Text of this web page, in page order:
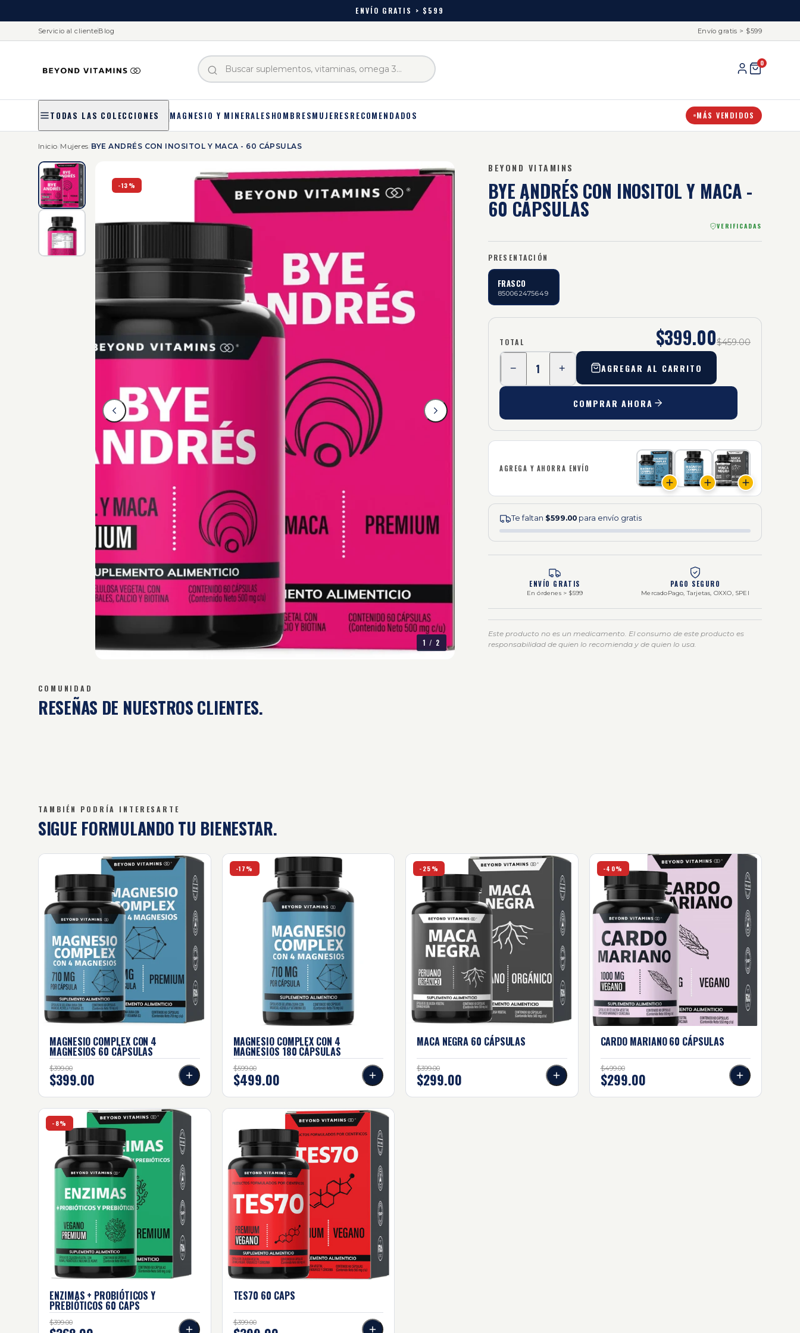
ENVÍO GRATIS > $599
Servicio al clienteBlog Envío gratis > $599
0
TODAS LAS COLECCIONES MAGNESIO Y MINERALES HOMBRESMUJERES RECOMENDADOS MÁS VENDIDOS
Inicio Mujeres BYE ANDRÉS CON INOSITOL Y MACA - 60 CÁPSULAS
-13%
1 / 2
BEYOND VITAMINS
BYE ANDRÉS CON INOSITOL Y MACA -
60 CÁPSULAS
VERIFICADAS
PRESENTACIÓN
FRASCO
850062475649
TOTAL $399.00$459.00
− 1 + AGREGAR AL CARRITO
COMPRAR AHORA
AGREGA Y AHORRA ENVÍO
Te faltan $599.00 para envío gratis
ENVÍO GRATIS
En órdenes > $599
PAGO SEGURO
MercadoPago, Tarjetas, OXXO, SPEI
Este producto no es un medicamento. El consumo de este producto es
responsabilidad de quien lo recomienda y de quien lo usa.
COMUNIDAD
RESEÑAS DE NUESTROS CLIENTES.
TAMBIÉN PODRÍA INTERESARTE
SIGUE FORMULANDOTU BIENESTAR.
Magnesio complex con 4 magnesios - 60 cápsulas
MAGNESIO COMPLEX CON 4
MAGNESIOS 60 CÁPSULAS
$399.00
$399.00
Magnesio complex con 4 magnesios - 180 cápsulas
-17%
MAGNESIO COMPLEX CON 4
MAGNESIOS 180 CÁPSULAS
$599.00
$499.00
Maca negra - 60 cápsulas
-25%
MACA NEGRA 60 CÁPSULAS
$399.00
$299.00
Cardo Mariano - 60 cápsulas
-40%
CARDO MARIANO60 CÁPSULAS
$499.00
$299.00
Enzimas + probióticos Y prebióticos 60 Caps
-8%
ENZIMAS + PROBIÓTICOS Y
PREBIÓTICOS 60 CAPS
$399.00
TES70 60 caps
TES70 60 CAPS
$399.00